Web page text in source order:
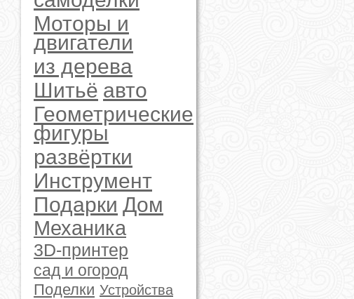
Моторы и
двигатели
из дерева
Шитьё авто
Геометрические
фигуры
развёртки
Инструмент
Подарки Дом
Механика
3D-принтер
сад и огород
Поделки Устройства